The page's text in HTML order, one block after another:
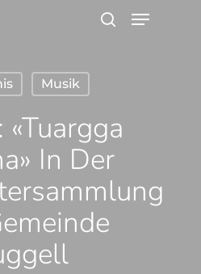
Menu
Musik
In Der